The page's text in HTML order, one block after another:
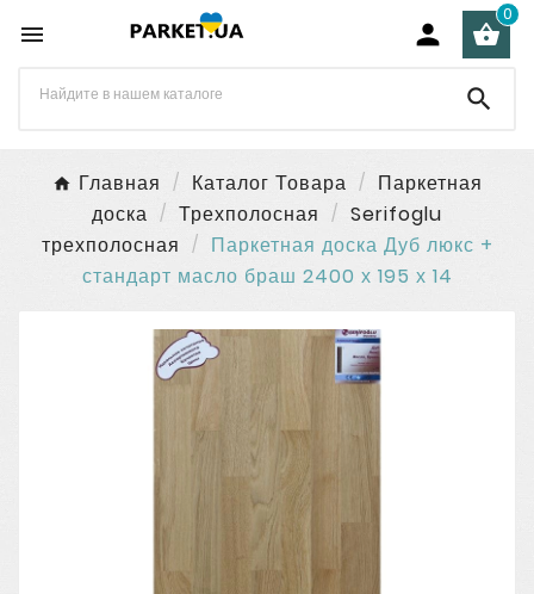
  
0

Главная Каталог Товара
Паркетная
доска
Трехполосная
Serifoglu
трехполосная
Паркетная доска Дуб люкс +
стандарт масло браш 2400 х 195 х 14